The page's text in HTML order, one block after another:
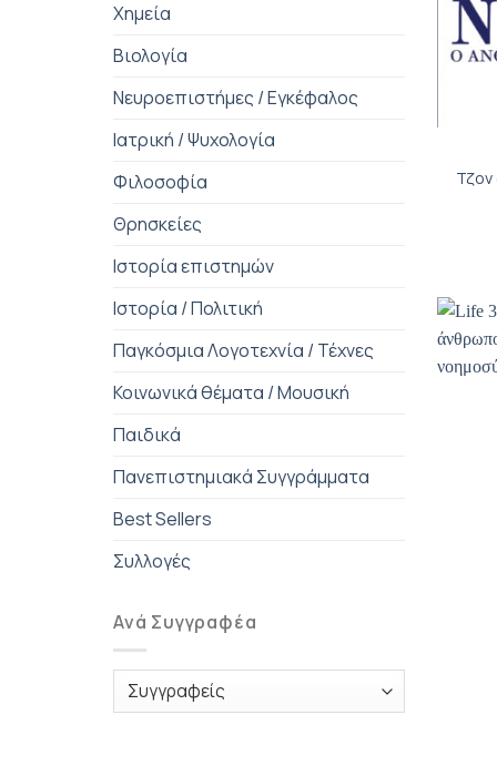
Χημεία
Βιολογία
Νευροεπιστήμες / Εγκέφαλος
Ιατρική / Ψυχολογία
Φιλοσοφία
Θρησκείες
Ιστορία επιστημών
Ιστορία / Πολιτική
Παγκόσμια Λογοτεχνία / Τέχνες
Κοινωνικά θέματα / Μουσική
Παιδικά
Πανεπιστημιακά Συγγράμματα
Best Sellers
Συλλογές
Ανά Συγγραφέα